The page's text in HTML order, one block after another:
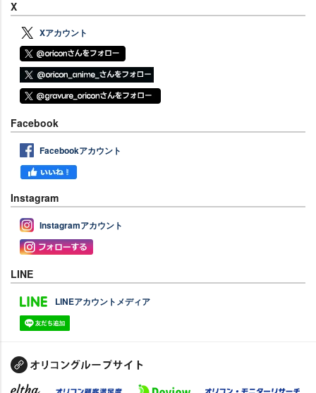
X
Xアカウント
Facebook
Facebookアカウント
Instagram
Instagramアカウント
LINE
LINEアカウントメディア